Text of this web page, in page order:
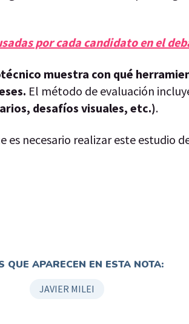
por cada candidato en el
muestra con qué
El método de evaluación
desafíos visuales, etc.).
es necesario realizar este estudio
QUE APARECEN EN ESTA NOTA:
JAVIER MILEI